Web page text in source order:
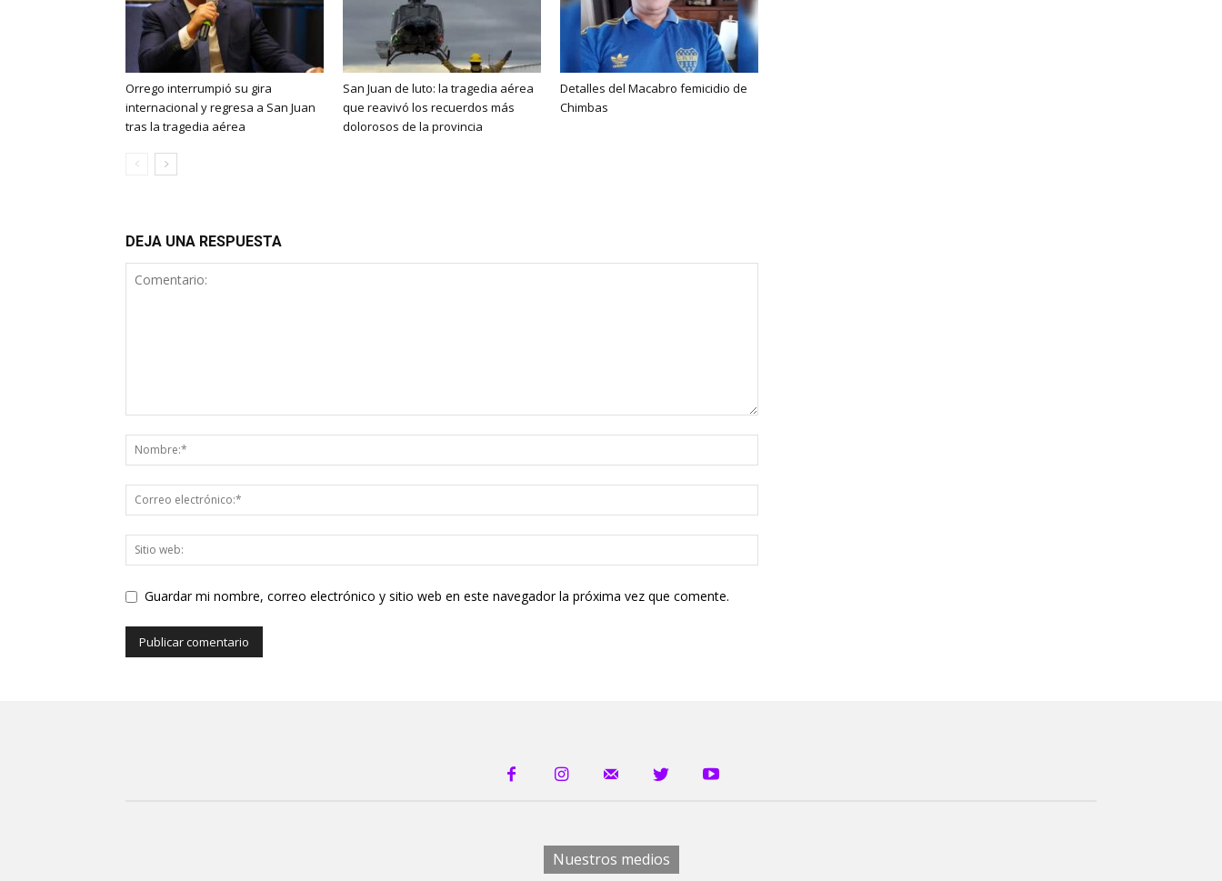
Orrego interrumpió su gira
internacional y regresa a San Juan
tras la tragedia aérea
San Juan de luto: la tragedia aérea
que reavivó los recuerdos más
dolorosos de la provincia
Detalles del Macabro femicidio de
Chimbas
DEJA UNA RESPUESTA
Guardar mi nombre, correo electrónico y sitio web en este navegador la próxima vez que comente.
Nuestros medios